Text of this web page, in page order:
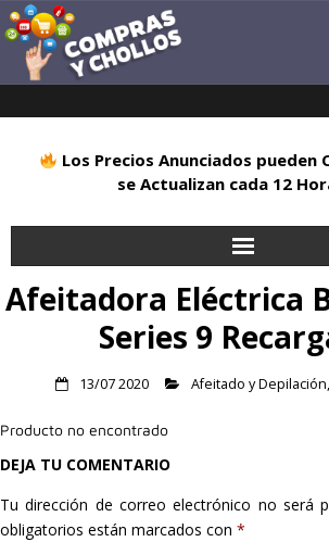
Los Precios Anunciados pueden
se Actualizan cada 12
Inicio
Alimentación
Deportes
Hogar
Afeitadora Eléctrica
Series 9
13/07 2020 Afeitado y Depilación,
Producto no encontrado
DEJA TU COMENTARIO
Tu dirección de correo electrónico no será
obligatorios están marcados con *